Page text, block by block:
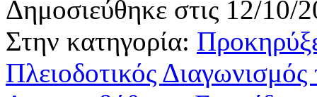
Δημοσιεύθηκε στις 12/10/
Στην κατηγορία:
Πλειοδοτικός